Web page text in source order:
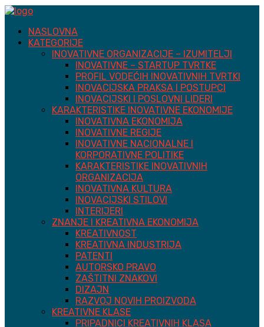
NASLOVNA
KATEGORIJE
INOVATIVNE ORGANIZACIJE – IZUMITELJI
INOVATIVNE – STARTUP TVRTKE
PROFIL VODEĆIH INOVATIVNIH TVRTKI
INOVACIJSKA PRAKSA I POSTUPCI
INOVACIJSKI I POSLOVNI LIDERI
KARAKTERISTIKE INOVATIVNE EKONOMIJE
INOVATIVNA EKONOMIJA
INOVATIVNE REGIJE
INOVATIVNE NACIONALNE I
KORPORATIVNE POLITIKE
KARAKTERISTIKE INOVATIVNIH
ORGANIZACIJA
INOVATIVNA KULTURA
INOVACIJSKI STILOVI
INTERIJERI
ZNANJE I KREATIVNA EKONOMIJA
KREATIVNOST
KREATIVNA INDUSTRIJA
PATENTI
AUTORSKO PRAVO
ZAŠTITNI ZNAKOVI
DIZAJN
RAZVOJ NOVIH PROIZVODA
KREATIVNE KLASE
PRIPADNICI KREATIVNIH KLASA